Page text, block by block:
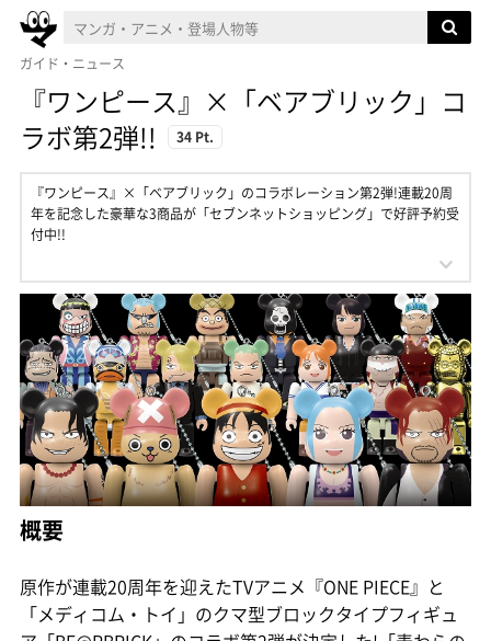
ガイド・ニュース
『ワンピース』×「ベアブリック」コ
ラボ第2弾!!
34 Pt.
『ワンピース』×「ベアブリック」のコラボレーション第2弾!連載20周
年を記念した豪華な3商品が「セブンネットショッピング」で好評予約受
付中!!
概要
原作が連載20周年を迎えたTVアニメ『ONE PIECE』と
「メディコム・トイ」のクマ型ブロックタイプフィギュ